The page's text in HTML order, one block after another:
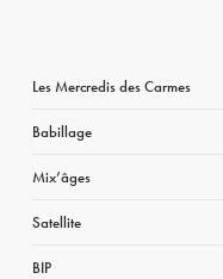
Les Mercredis des Carmes
Babillage
Mix’âges
Satellite
BIP